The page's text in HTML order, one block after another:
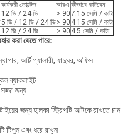
কার্যকরী ভোল্টেজ আরএ কীভাবে কাটবেন
12 ভি / 24 ভি > 907.15 সেমি / কাটা
5 ভি / 12 ভি / 24 ভি> 90 4.15 সেমি / কাটা
12 ভি / 24 ভি > 90 4.5 সেমি / কাটা
করা যেতে পারে:
আর্ট গ্যালারী, যাদুঘর, অফিস
ব্যাকলাইট
জন্য
জন্য হালকা স্ট্রিপটি আটকে রাখতে চান
এবং ধরে রাখুন